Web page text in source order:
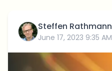
Steffen Rathmann
June 17, 2023 9:35 AM